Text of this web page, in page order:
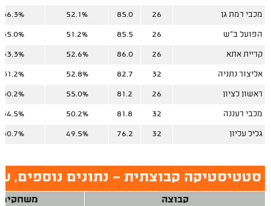
מכבי רמת גן 26
85.0
52.1%
36.3%
הפועל ב"ש 26
85.5
51.2%
35.0%
קריית אתא 26
86.0
52.6%
33.3%
אליצור נתניה 32
82.7
52.8%
31.2%
ראשון לציון 26
81.2
55.0%
30.2%
מכבי רעננה 32
81.8
50.2%
34.5%
גליל עליון 32
76.2
49.5%
30.7%
סטטיסטיקה קבוצתית - נתונים נוספים,
קבוצה משחקים